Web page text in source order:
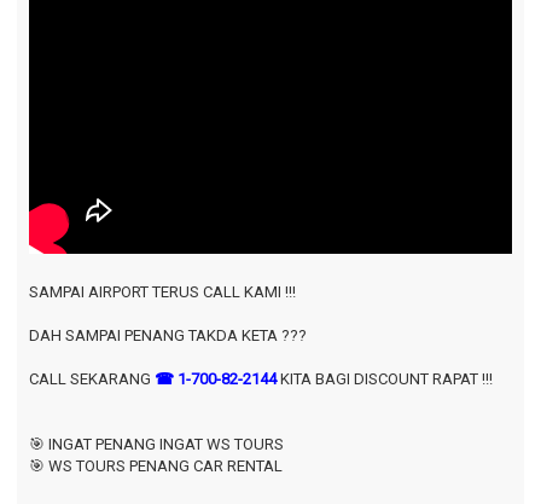
SAMPAI AIRPORT TERUS CALL KAMI !!!
DAH SAMPAI PENANG TAKDA KETA ???
CALL SEKARANG ☎ 1-700-82-2144KITA BAGI DISCOUNT RAPAT !!!
🎯 INGAT PENANG INGAT WS TOURS
🎯 WS TOURS PENANG CAR RENTAL